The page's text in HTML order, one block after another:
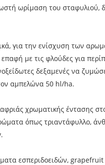
ωρίμαση του σταφυλιού,
για την ενίσχυση των
με τις φλούδες για
δεξαμενές να
αμπελώνα 50 hl/ha.
χρωματικής έντασης
όπως τριαντάφυλλο,
εσπεριδοειδών,